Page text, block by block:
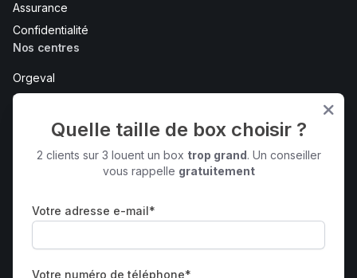
Assurance
Confidentialité
Nos centres
Orgeval
Maurepas
Bois d'Arcy
2 rue Claude Bernard
78310
01 85 40 00 78
Quelle taille de box choisir ?
2 clients sur 3 louent un box trop grand. Un conseiller
vous rappelle gratuitement
Votre adresse e-mail*
Votre numéro de téléphone*